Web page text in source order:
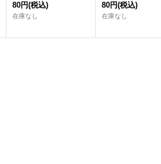
80円(税込)
在庫なし
80円(税込)
在庫なし